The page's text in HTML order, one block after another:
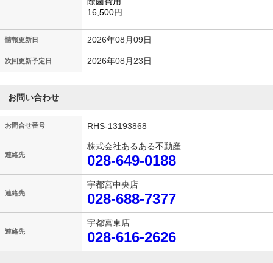
16,500円
情報更新日 2026年08月09日
次回更新予定日 2026年08月23日
お問い合わせ
お問合せ番号 RHS-13193868
連絡先
株式会社あるある不動産
028-649-0188
連絡先
宇都宮中央店
028-688-7377
連絡先
宇都宮東店
028-616-2626